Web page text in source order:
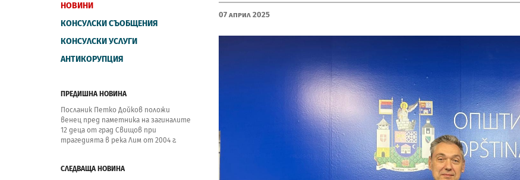
НОВИНИ
КОНСУЛСКИ СЪОБЩЕНИЯ
КОНСУЛСКИ УСЛУГИ
АНТИКОРУПЦИЯ
ПРЕДИШНА НОВИНА
Посланик Петко Дойков положи
венец пред паметника на загиналите
12 деца от град Свищов при
трагедията в река Лим от 2004 г.
СЛЕДВАЩА НОВИНА
07 Април 2025